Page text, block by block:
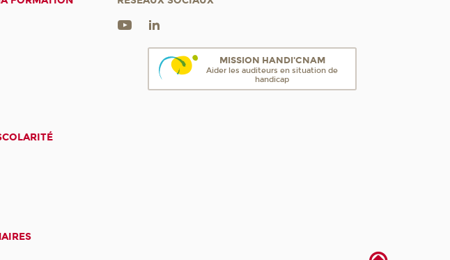
MISSION HANDI'CNAM
Aider les auditeurs en situation de
handicap